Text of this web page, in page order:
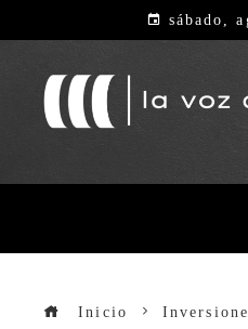
sábado,
Inicio